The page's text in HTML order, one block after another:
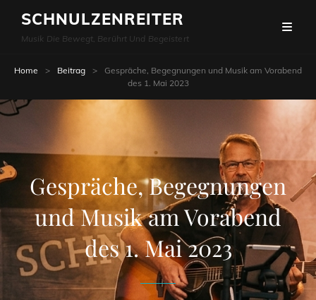
SCHNULZENREITER
Musik Die Bewegt, Berührt Und Begeistert
Home > Beitrag >
Gespräche, Begegnungen und Musik am Vorabend
des 1. Mai 2023
Gespräche, Begegnungen
und Musik am Vorabend
des 1. Mai 2023